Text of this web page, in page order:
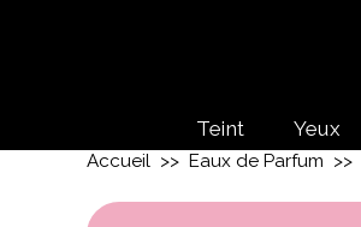
Teint Yeux
Accueil >> Eaux de Parfum >>